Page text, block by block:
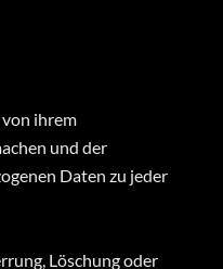
ihrem
und der
Daten zu jeder
Löschung oder